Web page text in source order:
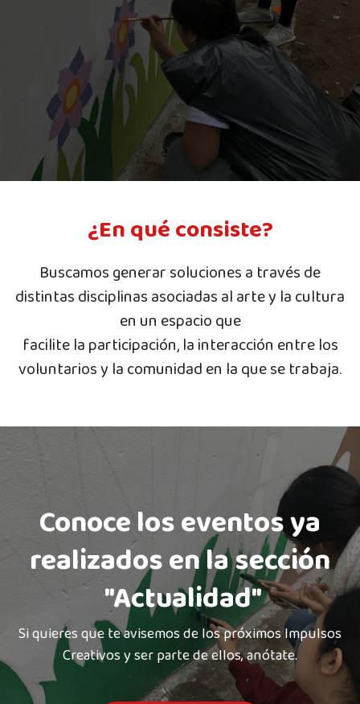
¿En qué consiste?
Buscamos generar soluciones a través de
distintas disciplinas asociadas al arte y la cultura
en un espacio que
facilite la participación, la interacción entre los
voluntarios y la comunidad en la que se trabaja.
Conoce los eventos ya
realizados en la sección
"Actualidad"
Si quieres que te avisemos de los próximos Impulsos
Creativos y ser parte de ellos, anótate.